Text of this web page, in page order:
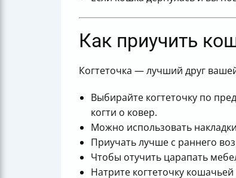
Как приучить
Когтеточка — лучший друг
Выбирайте когтеточку по
когти о ковер.
Можно использовать
Приучать лучше с раннего
Чтобы отучить царапать
Натрите когтеточку